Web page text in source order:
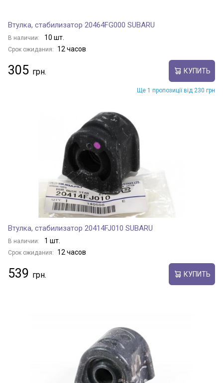
Втулка, стабилизатор 20464FG000 SUBARU
В наличии: 10 шт.
Срок ожидания: 12 часов
305 КУПИТЬ
Ще 1 пропозиції від 230 грн
Втулка, стабилизатор 20414FJ010 SUBARU
В наличии: 1 шт.
Срок ожидания: 12 часов
539 КУПИТЬ